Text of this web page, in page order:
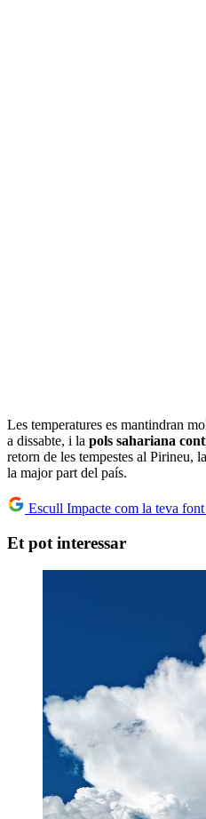
Les temperatures es mantindran
a dissabte, i la pols sahariana
retorn de les tempestes al Pirineu,
la major part del país.
Escull Impacte com la teva
Et pot interessar